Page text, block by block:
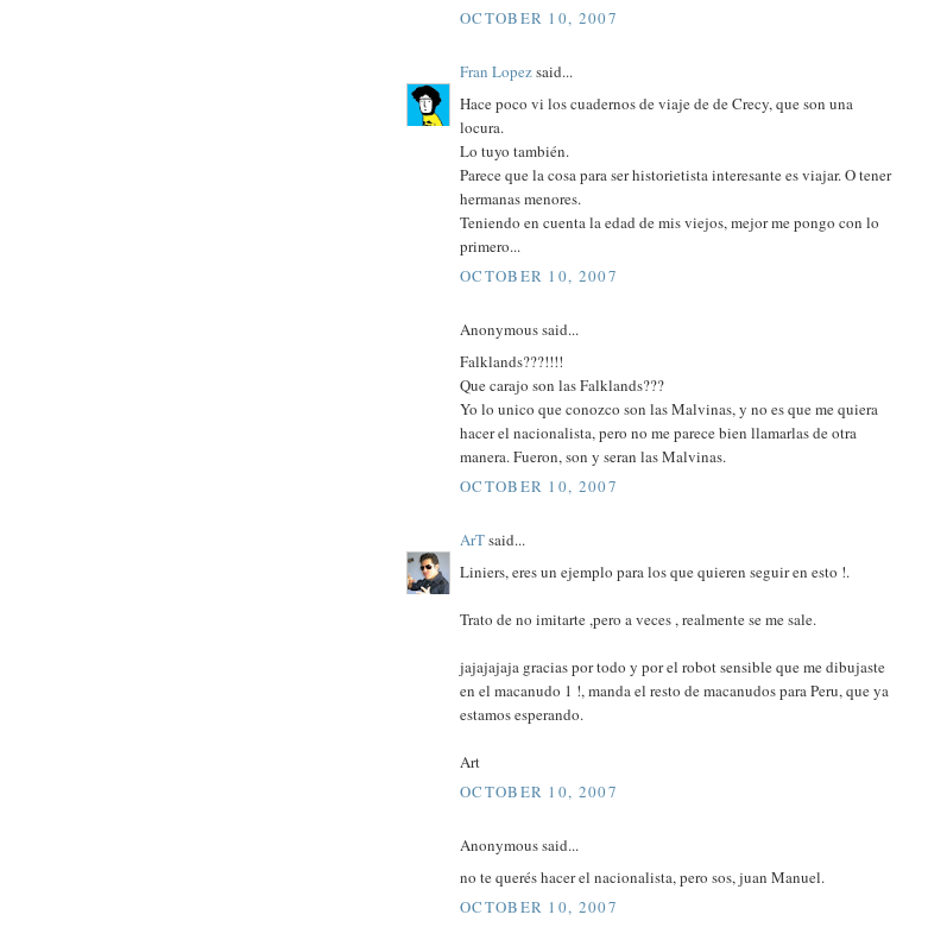
OCTOBER 10, 2007
Fran Lopezsaid...
Hace poco vi los cuadernos de viaje de de Crecy, que son una
locura.
Lo tuyo también.
Parece que la cosa para ser historietista interesante es viajar. O tener
hermanas menores.
Teniendo en cuenta la edad de mis viejos, mejor me pongo con lo
primero...
OCTOBER 10, 2007
Anonymous said...
Falklands???!!!!
Que carajo son las Falklands???
Yo lo unico que conozco son las Malvinas, y no es que me quiera
hacer el nacionalista, pero no me parece bien llamarlas de otra
manera. Fueron, son y seran las Malvinas.
OCTOBER 10, 2007
ArTsaid...
Liniers, eres un ejemplo para los que quieren seguir en esto !.
Trato de no imitarte ,pero a veces , realmente se me sale.
jajajajaja gracias por todo y por el robot sensible que me dibujaste
en el macanudo 1 !, manda el resto de macanudos para Peru, que ya
estamos esperando.
Art
OCTOBER 10, 2007
Anonymous said...
no te querés hacer el nacionalista, pero sos, juan Manuel.
OCTOBER 10, 2007